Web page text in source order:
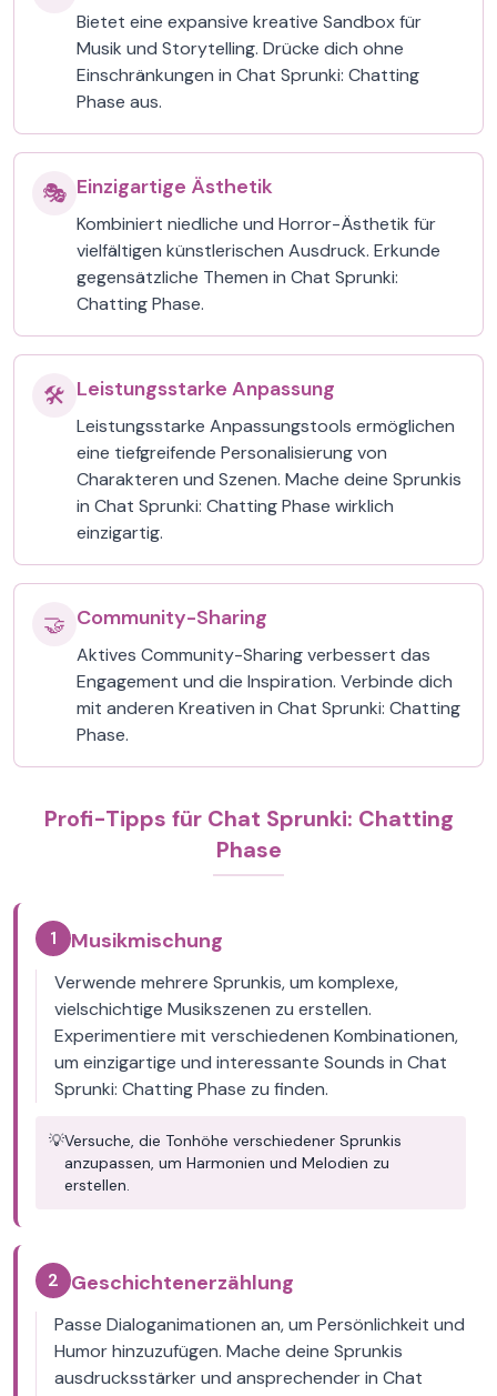
Bietet eine expansive kreative Sandbox für
Musik und Storytelling. Drücke dich ohne
Einschränkungen in Chat Sprunki: Chatting
Phase aus.
🎭 Einzigartige Ästhetik
Kombiniert niedliche und Horror-Ästhetik für
vielfältigen künstlerischen Ausdruck. Erkunde
gegensätzliche Themen in Chat Sprunki:
Chatting Phase.
🛠️ Leistungsstarke Anpassung
Leistungsstarke Anpassungstools ermöglichen
eine tiefgreifende Personalisierung von
Charakteren und Szenen. Mache deine Sprunkis
in Chat Sprunki: Chatting Phase wirklich
einzigartig.
🤝 Community-Sharing
Aktives Community-Sharing verbessert das
Engagement und die Inspiration. Verbinde dich
mit anderen Kreativen in Chat Sprunki: Chatting
Phase.
Profi-Tipps für Chat Sprunki: Chatting
Phase
1 Musikmischung
Verwende mehrere Sprunkis, um komplexe,
vielschichtige Musikszenen zu erstellen.
Experimentiere mit verschiedenen Kombinationen,
um einzigartige und interessante Sounds in Chat
Sprunki: Chatting Phase zu finden.
💡Versuche, die Tonhöhe verschiedener Sprunkis
anzupassen, um Harmonien und Melodien zu
erstellen.
2 Geschichtenerzählung
Passe Dialoganimationen an, um Persönlichkeit und
Humor hinzuzufügen. Mache deine Sprunkis
ausdrucksstärker und ansprechender in Chat